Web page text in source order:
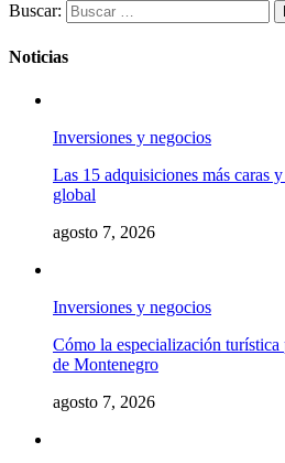
Buscar:
Noticias
Inversiones y negocios
Las 15 adquisiciones más caras
global
agosto 7, 2026
Inversiones y negocios
Cómo la especialización turística
de Montenegro
agosto 7, 2026